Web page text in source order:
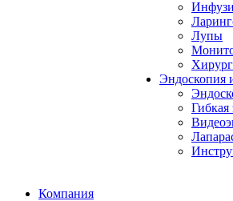
Лупы
Эндоскопия
Гибкая
Компания